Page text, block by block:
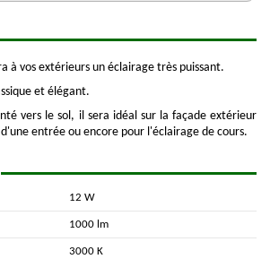
à vos extérieurs un éclairage très puissant.
et élégant.
vers le sol, il sera idéal sur la façade extérieur
entrée ou encore pour l'éclairage de cours.
12 W
1000 lm
3000 K